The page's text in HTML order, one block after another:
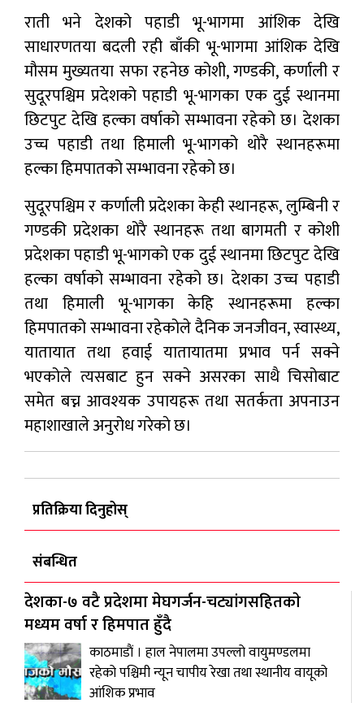
राती भने देशको पहाडी भू-भागमा आंशिक देखि
साधारणतया बदली रही बाँकी भू-भागमा आंशिक देखि
मौसम मुख्यतया सफा रहनेछ कोशी, गण्डकी, कर्णाली र
सुदूरपश्चिम प्रदेशको पहाडी भू-भागका एक दुई स्थानमा
छिटपुट देखि हल्का वर्षाको सम्भावना रहेको छ। देशका
उच्च पहाडी तथा हिमाली भू-भागको थोरै स्थानहरूमा
हल्का हिमपातको सम्भावना रहेको छ।
सुदूरपश्चिम र कर्णाली प्रदेशका केही स्थानहरू, लुम्बिनी र
गण्डकी प्रदेशका थोरै स्थानहरू तथा बागमती र कोशी
प्रदेशका पहाडी भू-भागको एक दुई स्थानमा छिटपुट देखि
हल्का वर्षाको सम्भावना रहेको छ। देशका उच्च पहाडी
तथा हिमाली भू-भागका केहि स्थानहरूमा हल्का
हिमपातको सम्भावना रहेकोले दैनिक जनजीवन, स्वास्थ्य,
यातायात तथा हवाई यातायातमा प्रभाव पर्न सक्ने
भएकोले त्यसबाट हुन सक्ने असरका साथै चिसोबाट
समेत बच्न आवश्यक उपायहरू तथा सतर्कता अपनाउन
महाशाखाले अनुरोध गरेकाे छ।
प्रतिक्रिया दिनुहोस्
संबन्धित
देशका-७ वटै प्रदेशमा मेघगर्जन-चट्यांगसहितकाे
मध्यम वर्षा र हिमपात हुँदै
काठमाडाैं । हाल नेपालमा उपल्लो वायुमण्डलमा
रहेको पश्चिमी न्यून चापीय रेखा तथा स्थानीय वायूको
आंशिक प्रभाव